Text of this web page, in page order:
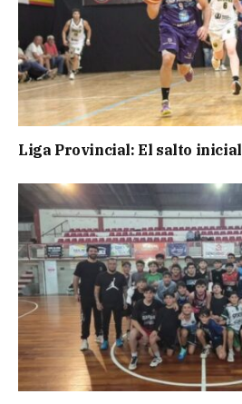
Liga Provincial: El salto